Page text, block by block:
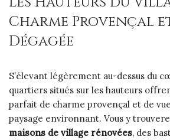
Charme Provençal
Dégagée
S’élevant légèrement au-dessus du
quartiers situés sur les hauteurs
parfait de charme provençal et de
paysage environnant. Vous y
maisons de village rénovées, des